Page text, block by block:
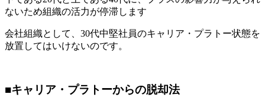
ないため組織の活力が停滞します
会社組織として、30代中堅社員のキャリア・プラトー状態を
放置してはいけないのです。
■キャリア・プラトーからの脱却法